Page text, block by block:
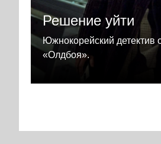
Решение уйти
Южнокорейский детектив
«Олдбоя».